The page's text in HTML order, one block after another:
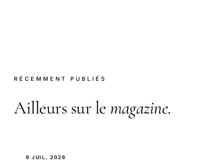
RÉCEMMENT PUBLIÉS
Ailleurs sur le magazine.
9 JUIL. 2026